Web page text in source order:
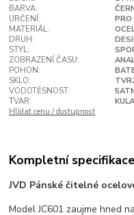
BARVA:
URČENÍ:
PRO
MATERIÁL:
DRUH:
STYL:
ZOBRAZENÍ ČASU:
POHON:
SKLO:
VODOTĚSNOST:
TVAR:
Hlídat cenu / dostupnost
Kompletní specifikace
JVD Pánské čitelné
Model JC601 zaujme hned